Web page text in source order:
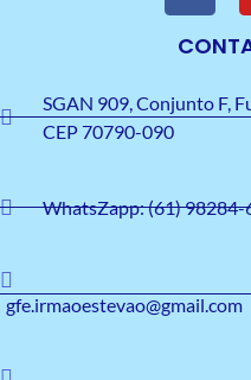
SGAN 909, Conjunto F,
CEP 70790-090
WhatsZapp: (61) 98284-
gfe.irmaoestevao@gmail.com